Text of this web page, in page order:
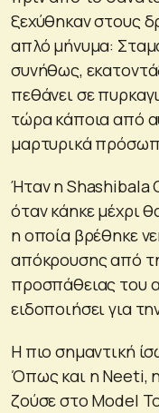
ξεχύθηκαν στους
απλό μήνυμα:
συνήθως,
πεθάνει σε
τώρα κάποια από
μαρτυρικά
Ήταν η Shashibala
όταν κάηκε μέχρι
η οποία βρέθηκε
απόκρουσης από
προσπάθειας του
ειδοποιήσει για
Η πιο σημαντική
Όπως και η Neeti, η
ζούσε στο Model